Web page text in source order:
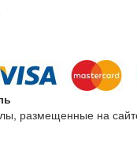
размещенные на